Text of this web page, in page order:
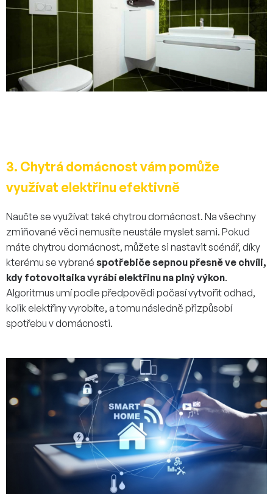
3. Chytrá domácnost vám pomůže
využívat elektřinu efektivně
Naučte se využívat také chytrou domácnost. Na všechny
zmiňované věci nemusíte neustále myslet sami. Pokud
máte chytrou domácnost, můžete si nastavit scénář, díky
kterému se vybrané spotřebiče sepnou přesně ve chvíli,
kdy fotovoltaika vyrábí elektřinu na plný výkon.
Algoritmus umí podle předpovědi počasí vytvořit odhad,
kolik elektřiny vyrobíte, a tomu následně přizpůsobí
spotřebu v domácnosti.